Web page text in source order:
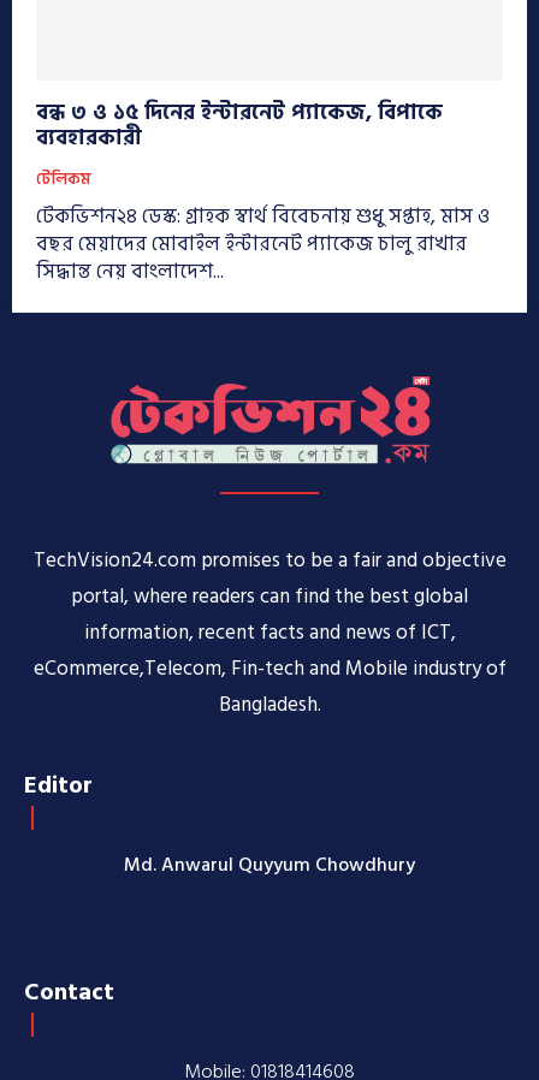
বন্ধ ৩ ও ১৫ দিনের ইন্টারনেট প্যাকেজ, বিপাকে
ব্যবহারকারী
টেলিকম
টেকভিশন২৪ ডেস্ক: গ্রাহক স্বার্থ বিবেচনায় শুধু সপ্তাহ, মাস ও
বছর মেয়াদের মোবাইল ইন্টারনেট প্যাকেজ চালু রাখার
সিদ্ধান্ত নেয় বাংলাদেশ...
TechVision24.com promises to be a fair and objective
portal, where readers can find the best global
information, recent facts and news of ICT,
eCommerce,Telecom, Fin-tech and Mobile industry of
Bangladesh.
Editor
Md. Anwarul Quyyum Chowdhury
Contact
Mobile: 01818414608